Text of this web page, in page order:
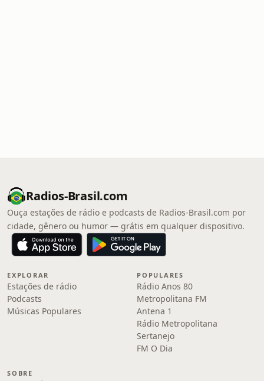
Radios-Brasil.com
Ouça estações de rádio e podcasts de Radios-Brasil.com por
cidade, gênero ou humor — grátis em qualquer dispositivo.
EXPLORAR
Estações de rádio
Podcasts
Músicas Populares
POPULARES
Rádio Anos 80
Metropolitana FM
Antena 1
Rádio Metropolitana
Sertanejo
FM O Dia
SOBRE